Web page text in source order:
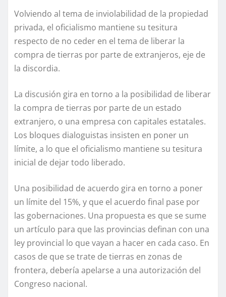
Volviendo al tema de inviolabilidad de la propiedad
privada, el oficialismo mantiene su tesitura
respecto de no ceder en el tema de liberar la
compra de tierras por parte de extranjeros, eje de
la discordia.
La discusión gira en torno a la posibilidad de liberar
la compra de tierras por parte de un estado
extranjero, o una empresa con capitales estatales.
Los bloques dialoguistas insisten en poner un
límite, a lo que el oficialismo mantiene su tesitura
inicial de dejar todo liberado.
Una posibilidad de acuerdo gira en torno a poner
un límite del 15%, y que el acuerdo final pase por
las gobernaciones. Una propuesta es que se sume
un artículo para que las provincias definan con una
ley provincial lo que vayan a hacer en cada caso. En
casos de que se trate de tierras en zonas de
frontera, debería apelarse a una autorización del
Congreso nacional.